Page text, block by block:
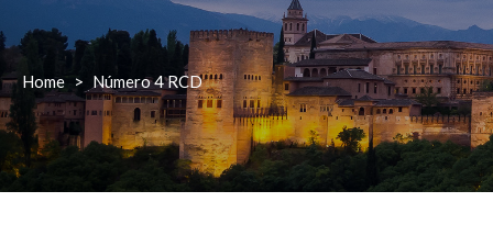
Home > Número 4 RCD